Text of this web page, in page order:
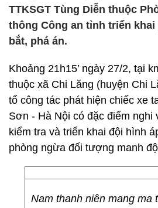
TTKSGT Tùng Diễn thuộc
thông Công an tỉnh triển
bắt, phá án.
Khoảng 21h15’ ngày 27/2, tại
thuộc xã Chi Lăng (huyện Chi
tổ công tác phát hiện chiếc xe
Sơn - Hà Nội có đặc điểm nghi
kiểm tra và triển khai đội hình
phòng ngừa đối tượng manh
Nam thanh niên mang ma